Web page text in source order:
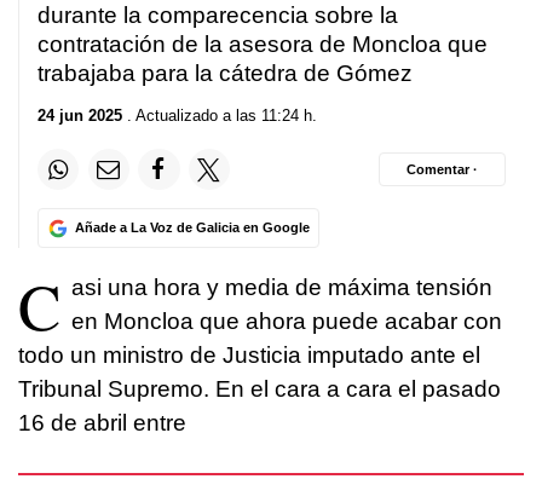
durante la comparecencia sobre la
contratación de la asesora de Moncloa que
trabajaba para la cátedra de Gómez
24 jun 2025 . Actualizado a las 11:24 h.
Añade a La Voz de Galicia en Google
Comentar ·
C asi una hora y media de máxima tensión
en Moncloa que ahora puede acabar con
todo un ministro de Justicia imputado ante el
Tribunal Supremo. En el cara a cara el pasado
16 de abril entre